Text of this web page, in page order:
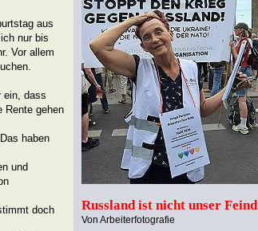
aus
nur bis
Vor allem
ein, dass
Rente gehen
haben
und
doch
Russland ist nicht unser Feind
Von Arbeiterfotografie